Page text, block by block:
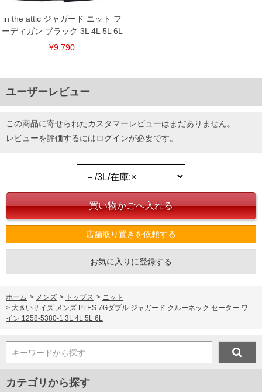
in the attic ジャガード ニット フ
ーディガン ブラック 3L 4L 5L 6L
¥9,790
ユーザーレビュー
この商品に寄せられたカスタマーレビューはまだありません。
レビューを評価するにはログインが必要です。
店舗取り置きを依頼する
お気に入りに登録する
ホーム > メンズ > トップス > ニット
> 大きいサイズ メンズ PLES 7Gダブル ジャガード クルーネック セーター ワ
イン 1258-5380-1 3L 4L 5L 6L
キーワードから探す
カテゴリから探す